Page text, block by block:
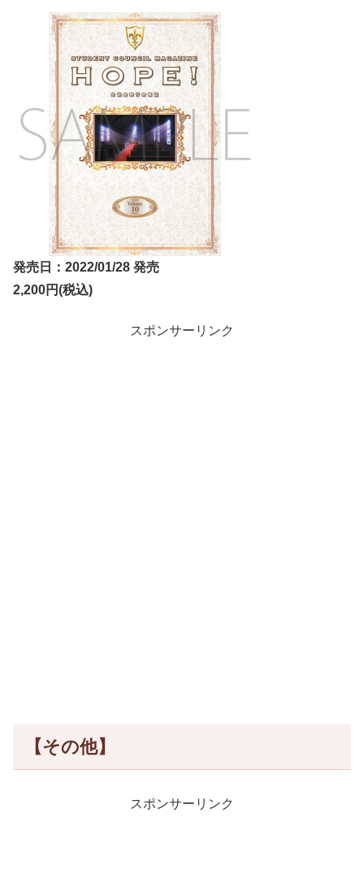
発売日：2022/01/28 発売
2,200円(税込)
スポンサーリンク
【その他】
スポンサーリンク